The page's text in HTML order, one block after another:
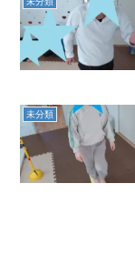
未分類